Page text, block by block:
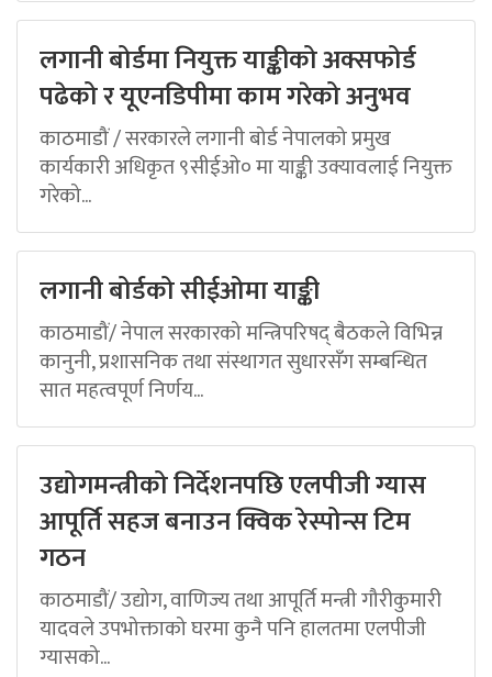
लगानी बोर्डमा नियुक्त याङ्कीको अक्सफोर्ड
पढेको र यूएनडिपीमा काम गरेको अनुभव
काठमाडौं / सरकारले लगानी बोर्ड नेपालको प्रमुख
कार्यकारी अधिकृत ९सीईओ० मा याङ्की उक्यावलाई नियुक्त
गरेको...
लगानी बोर्डको सीईओमा याङ्की
काठमाडौं/ नेपाल सरकारको मन्त्रिपरिषद् बैठकले विभिन्न
कानुनी, प्रशासनिक तथा संस्थागत सुधारसँग सम्बन्धित
सात महत्वपूर्ण निर्णय...
उद्योगमन्त्रीको निर्देशनपछि एलपीजी ग्यास
आपूर्ति सहज बनाउन क्विक रेस्पोन्स टिम
गठन
काठमाडौं/ उद्योग, वाणिज्य तथा आपूर्ति मन्त्री गौरीकुमारी
यादवले उपभोक्ताको घरमा कुनै पनि हालतमा एलपीजी
ग्यासको...